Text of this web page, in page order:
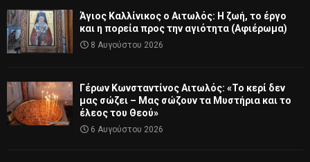
Άγιος Καλλίνικος ο Αιτωλός: Η ζωή, το έργο
και η πορεία προς την αγιότητα (Αφιέρωμα)
8 Αυγούστου 2026
Γέρων Κωνσταντίνος Αιτωλός: «Το κερί δεν
μας σώζει – Μας σώζουν τα Μυστήρια και το
έλεος του Θεού»
6 Αυγούστου 2026